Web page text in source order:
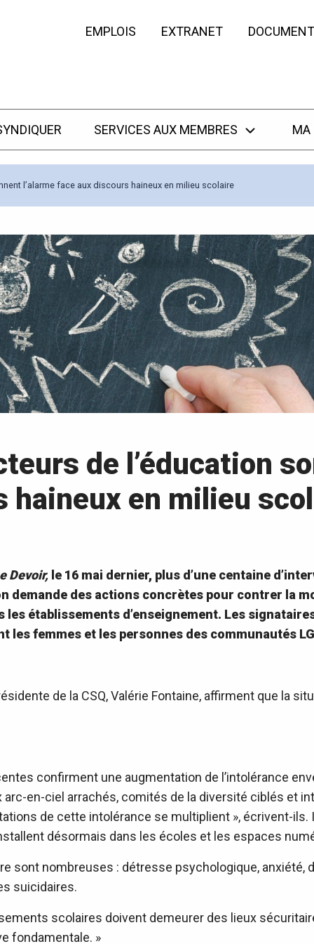
EMPLOIS EXTRANET
SERVICES AUX MEMBRES MA
l’alarme face aux discours haineux en milieu scolaire
de l’éducation
haineux en milieu
Devoir, le 16 mai dernier, plus d’une centaine
demande des actions concrètes pour contrer la
les établissements d’enseignement. Les
les femmes et les personnes des communautés
de la CSQ, Valérie Fontaine, affirment que la
confirment une augmentation de l’intolérance
arc-en-ciel arrachés, comités de la diversité ciblés et
de cette intolérance se multiplient », écrivent-
désormais dans les écoles et les espaces
sont nombreuses : détresse psychologique, anxiété,
suicidaires.
scolaires doivent demeurer des lieux
fondamentale. »